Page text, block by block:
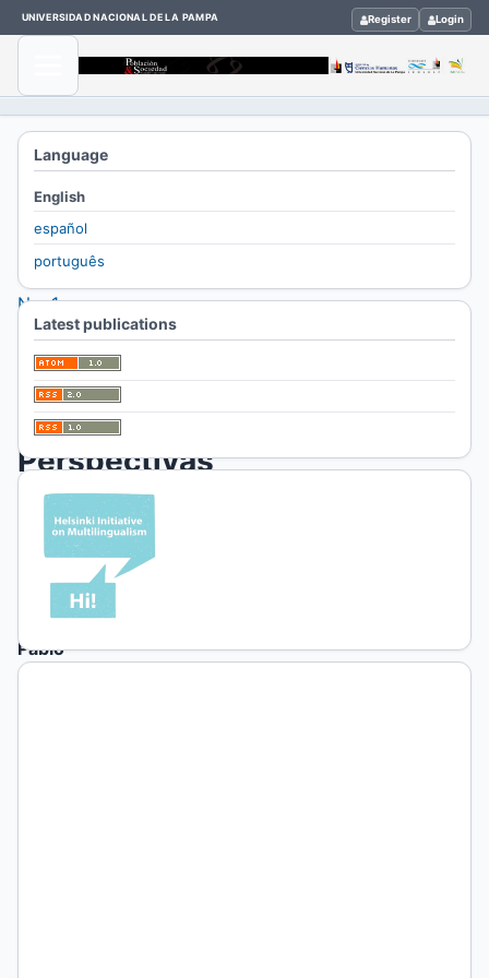
UNIVERSIDAD NACIONAL DE LA PAMPA Register Login
Home
Archives
Vol. 28
No. 1
(2021)
Reseñas
Perspectivas
en
Diálogo
Juan
Pablo
Language
English
español
português
Latest publications